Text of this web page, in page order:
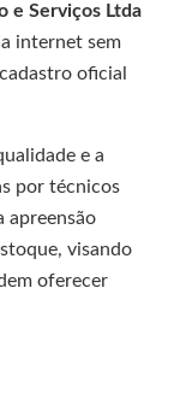
e Serviços Ltda
internet sem
oficial
e a
por técnicos
apreensão
visando
oferecer